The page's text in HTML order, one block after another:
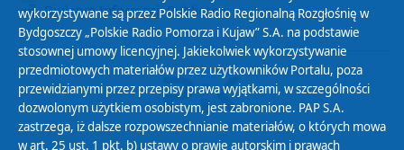
Biuletyn Informacji Publicznej
wykorzystywane są przez Polskie Radio Regionalną Rozgłośnię w
Bydgoszczy „Polskie Radio Pomorza i Kujaw” S.A. na podstawie
stosownej umowy licencyjnej. Jakiekolwiek wykorzystywanie
przedmiotowych materiałów przez użytkowników Portalu, poza
przewidzianymi przez przepisy prawa wyjątkami, w szczególności
dozwolonym użytkiem osobistym, jest zabronione. PAP S.A.
zastrzega, iż dalsze rozpowszechnianie materiałów, o których mowa
w art. 25 ust. 1 pkt. b) ustawy o prawie autorskim i prawach